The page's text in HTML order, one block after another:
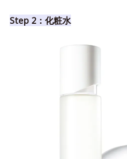
Step 2：化粧水